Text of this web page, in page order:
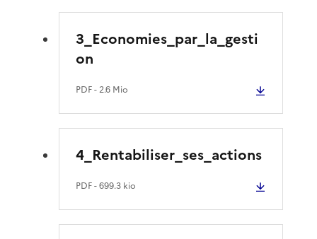
3_Economies_par_la_gesti
on
PDF- 2.6 Mio
4_Rentabiliser_ses_actions
PDF- 699.3 kio